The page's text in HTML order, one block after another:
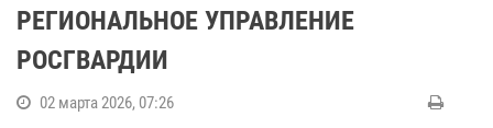
РЕГИОНАЛЬНОЕ УПРАВЛЕНИЕ
РОСГВАРДИИ
02 марта 2026, 07:26